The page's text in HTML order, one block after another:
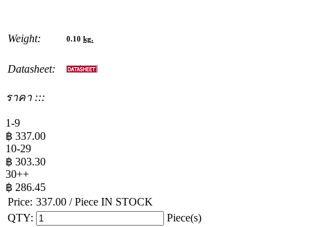
Weight: 0.10 kg.
Datasheet:
ราคา :::
1-9
฿ 337.00
10-29
฿ 303.30
30++
฿ 286.45
Price: 337.00 / Piece IN STOCK
QTY:
Piece(s)